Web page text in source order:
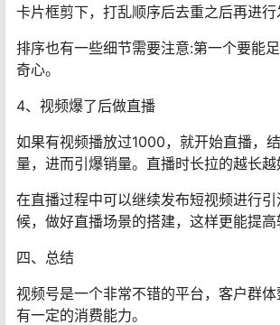
卡片框剪下，打乱顺序后去重之后再进行
排序也有一些细节需要注意:第一个要能
奇心。
4、视频爆了后做直播
如果有视频播放过1000，就开始直播，
量，进而引爆销量。直播时长拉的越长越
在直播过程中可以继续发布短视频进行
候，做好直播场景的搭建，这样更能提高
四、总结
视频号是一个非常不错的平台，客户群体
有一定的消费能力。